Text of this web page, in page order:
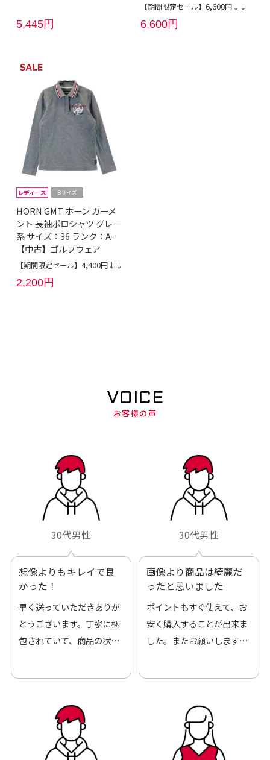
5,445円
【期間限定セール】6,600円↓↓
6,600円
HORN GMT ホーン ガーメ
ント 長袖ポロシャツ グレー
系 サイズ：36 ランク：A-
【中古】ゴルフウェア
【期間限定セール】4,400円↓↓
2,200円
VOICE
お客様の声
30代男性
想像よりもキレイで良
かった！
早く送っていただきありが
とうございます。丁寧に梱
包されていて、商品の状態
30代男性
画像より商品は綺麗だ
ったと思いました
ポイントもすぐ使えて、お
安く購入することが出来ま
した。またお願いします、